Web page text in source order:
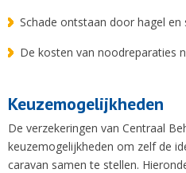
Schade ontstaan door hagel en
De kosten van noodreparaties
Keuzemogelijkheden
De verzekeringen van Centraal
keuzemogelijkheden om zelf de
caravan samen te stellen.